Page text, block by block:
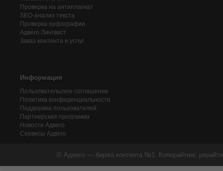
Проверка на антиплагиат
SEO-анализ текста
Проверка орфографии
Адвего Лингвист
Заказ контента и услуг
Информация
Пользовательское соглашение
Политика конфиденциальности
Поддержка пользователей
Партнерская программа
Новости Адвего
Сервисы Адвего
© Адвего — биржа контента №1. Копирайтинг,